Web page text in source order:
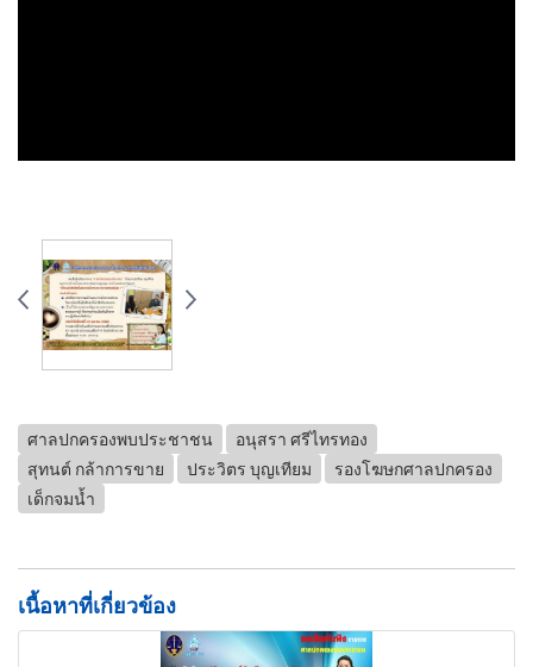
ศาลปกครองพบประชาชน
อนุสรา ศรีไทรทอง
สุทนต์ กล้าการขาย
ประวิตร บุญเทียม
รองโฆษกศาลปกครอง
เด็กจมน้ำ
เนื้อหาที่เกี่ยวข้อง